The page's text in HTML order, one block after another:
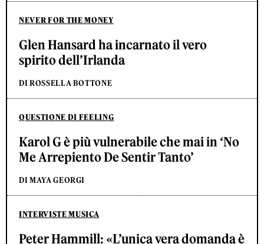
NEVER FOR THE MONEY
Glen Hansard ha incarnato il vero
spirito dell’Irlanda
DI ROSSELLA BOTTONE
QUESTIONE DI FEELING
Karol G è più vulnerabile che mai in ‘No
Me Arrepiento De Sentir Tanto’
DI MAYA GEORGI
INTERVISTE MUSICA
Peter Hammill: «L’unica vera domanda è